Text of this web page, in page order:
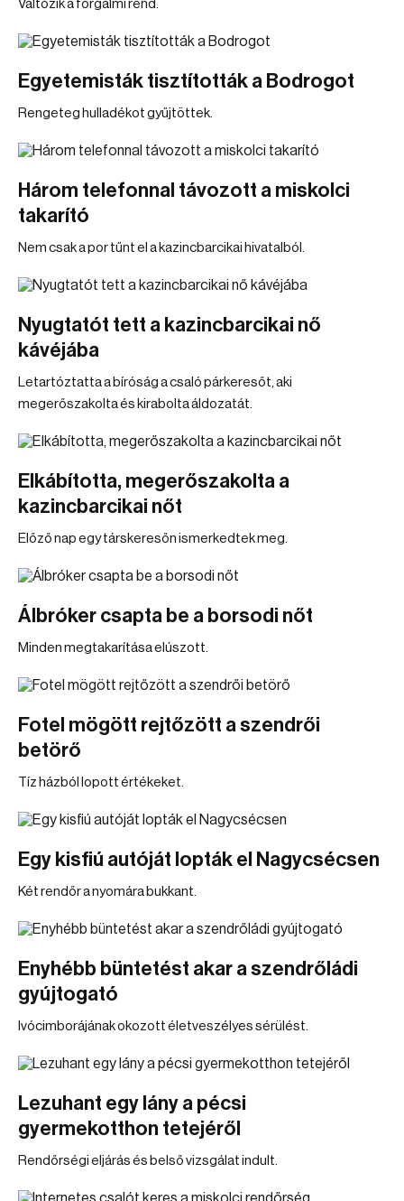
Változik a forgalmi rend.
Egyetemisták tisztították a Bodrogot
Rengeteg hulladékot gyűjtöttek.
Három telefonnal távozott a miskolci
takarító
Nem csak a por tűnt el a kazincbarcikai hivatalból.
Nyugtatót tett a kazincbarcikai nő
kávéjába
Letartóztatta a bíróság a csaló párkeresőt, aki
megerőszakolta és kirabolta áldozatát.
Elkábította, megerőszakolta a
kazincbarcikai nőt
Előző nap egy társkeresőn ismerkedtek meg.
Álbróker csapta be a borsodi nőt
Minden megtakarítása elúszott.
Fotel mögött rejtőzött a szendrői
betörő
Tíz házból lopott értékeket.
Egy kisfiú autóját lopták el Nagycsécsen
Két rendőr a nyomára bukkant.
Enyhébb büntetést akar a szendrőládi
gyújtogató
Ivócimborájának okozott életveszélyes sérülést.
Lezuhant egy lány a pécsi
gyermekotthon tetejéről
Rendőrségi eljárás és belső vizsgálat indult.